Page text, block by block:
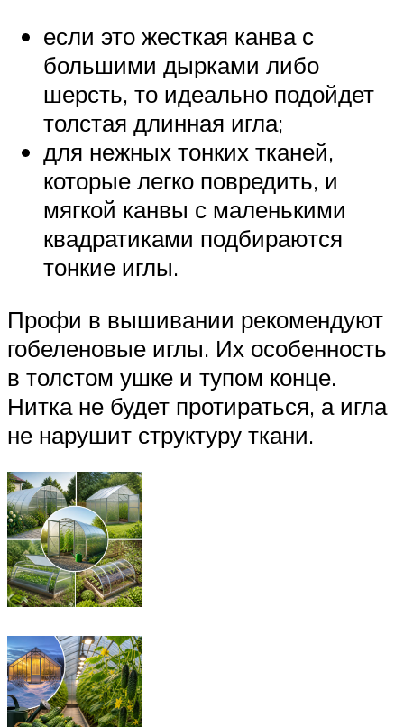
если это жесткая канва с
большими дырками либо
шерсть, то идеально подойдет
толстая длинная игла;
для нежных тонких тканей,
которые легко повредить, и
мягкой канвы с маленькими
квадратиками подбираются
тонкие иглы.
Профи в вышивании рекомендуют
гобеленовые иглы. Их особенность
в толстом ушке и тупом конце.
Нитка не будет протираться, а игла
не нарушит структуру ткани.